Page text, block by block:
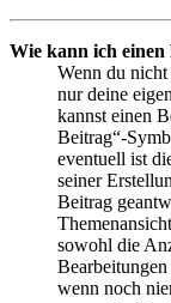
Wie kann ich einen
Wenn du
nur deine
kannst einen
Beitrag“-
eventuell ist
seiner
Beitrag
sowohl die
wenn noch